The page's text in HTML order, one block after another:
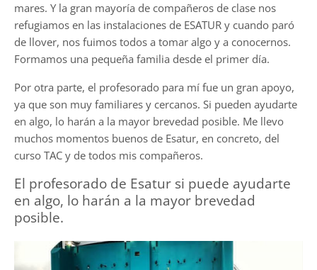
mares. Y la gran mayoría de compañeros de clase nos
refugiamos en las instalaciones de ESATUR y cuando paró
de llover, nos fuimos todos a tomar algo y a conocernos.
Formamos una pequeña familia desde el primer día.
Por otra parte, el profesorado para mí fue un gran apoyo,
ya que son muy familiares y cercanos. Si pueden ayudarte
en algo, lo harán a la mayor brevedad posible. Me llevo
muchos momentos buenos de Esatur, en concreto, del
curso TAC y de todos mis compañeros.
El profesorado de Esatur si puede ayudarte
en algo, lo harán a la mayor brevedad
posible.